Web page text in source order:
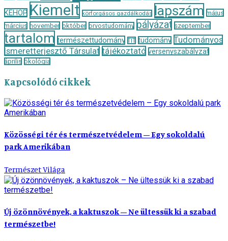
KEHOP Kiemelt körforgásos gazdálkodás lapszám május
március november október orvostudomány pályázat szeptember
tartalom természettudomány TIT tudomány Tudományos
Ismeretterjesztő Társulat tájékoztató versenyszabályzat
április ökológia
Kapcsolódó cikkek
Közösségi tér és természetvédelem – Egy sokoldalú
park Amerikában
Természet Világa
Új özönnövények, a kaktuszok – Ne ültessük ki a szabad
természetbe!